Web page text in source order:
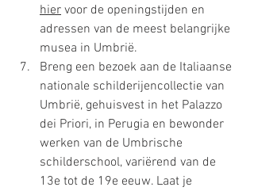
hier voor de openingstijden en
adressen van de meest belangrijke
musea in Umbrië.
Breng een bezoek aan de Italiaanse
nationale schilderijencollectie van
Umbrië, gehuisvest in het Palazzo
dei Priori, in Perugia en bewonder
werken van de Umbrische
schilderschool, variërend van de
13e tot de 19e eeuw. Laat je